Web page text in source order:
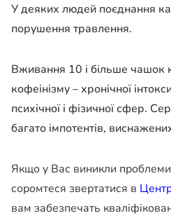
У деяких людей поєднання
порушення травлення.
Вживання 10 і більше чашок
кофеінізму – хронічної
психічної і фізичної сфер.
багато імпотентів,
Якщо у Вас виникли проблеми
соромтеся звертатися в
вам забезпечать